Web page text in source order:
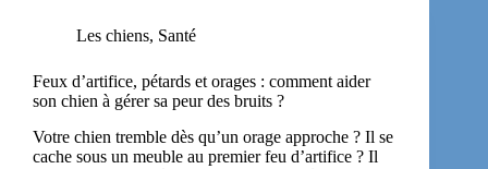
Les chiens, Santé
Feux d’artifice, pétards et orages : comment aider
son chien à gérer sa peur des bruits ?
Votre chien tremble dès qu’un orage approche ? Il se
cache sous un meuble au premier feu d’artifice ? Il